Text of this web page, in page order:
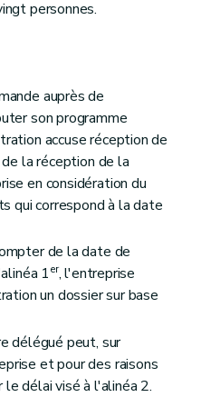
personnes.
auprès de
son programme
accuse réception de
la réception de la
en considération du
qui correspond à la date
de la date de
1er, l'entreprise
un dossier sur base
délégué peut, sur
et pour des raisons
délai visé à l'alinéa 2.